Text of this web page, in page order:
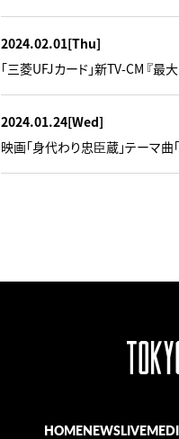
2024.02.01[Thu]
「三菱UFJカード」新TV-CM 『最
2024.01.24[Wed]
映画「身代わり忠臣蔵」テーマ曲
HOMENEWSLIVE